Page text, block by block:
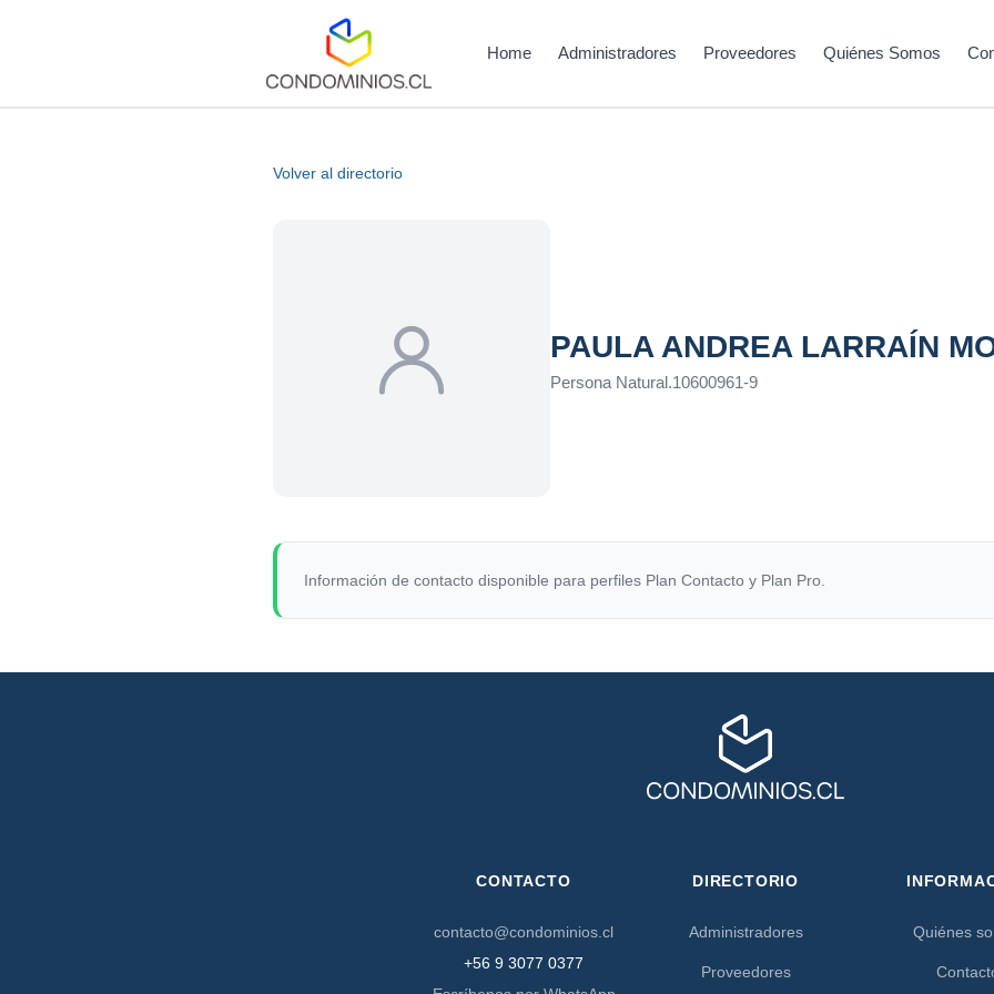
Home Administradores Proveedores Quiénes Somos
Volver al directorio
PAULA ANDREA LARRAÍN
Persona Natural.10600961-9
Información de contacto disponible para perfiles Plan Contacto y Plan Pro.
CONTACTO
contacto@condominios.cl
+56 9 3077 0377
DIRECTORIO
Administradores
Proveedores
Quiénes